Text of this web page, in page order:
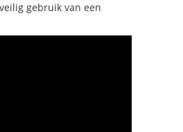
gebruik van een